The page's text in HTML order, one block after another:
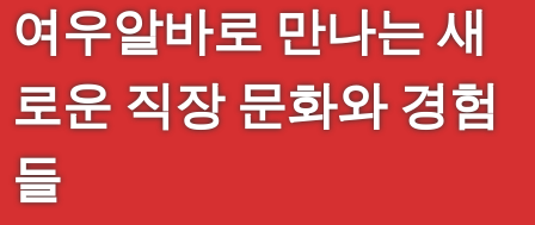
여우알바로 만나는 새
로운 직장 문화와 경험
들